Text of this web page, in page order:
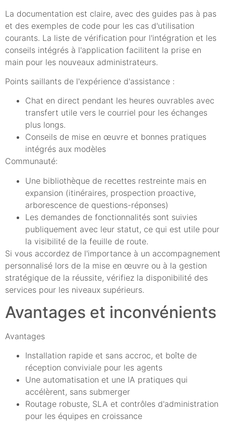
La documentation est claire, avec des guides pas à pas
et des exemples de code pour les cas d'utilisation
courants. La liste de vérification pour l'intégration et les
conseils intégrés à l'application facilitent la prise en
main pour les nouveaux administrateurs.
Points saillants de l'expérience d'assistance :
Chat en direct pendant les heures ouvrables avec
transfert utile vers le courriel pour les échanges
plus longs.
Conseils de mise en œuvre et bonnes pratiques
intégrés aux modèles
Communauté:
Une bibliothèque de recettes restreinte mais en
expansion (itinéraires, prospection proactive,
arborescence de questions-réponses)
Les demandes de fonctionnalités sont suivies
publiquement avec leur statut, ce qui est utile pour
la visibilité de la feuille de route.
Si vous accordez de l'importance à un accompagnement
personnalisé lors de la mise en œuvre ou à la gestion
stratégique de la réussite, vérifiez la disponibilité des
services pour les niveaux supérieurs.
Avantages et inconvénients
Avantages
Installation rapide et sans accroc, et boîte de
réception conviviale pour les agents
Une automatisation et une IA pratiques qui
accélèrent, sans submerger
Routage robuste, SLA et contrôles d'administration
pour les équipes en croissance